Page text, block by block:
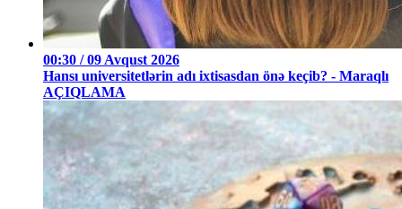
00:30 / 09 Avqust 2026
Hansı universitetlərin adı ixtisasdan önə keçib? - Maraqlı
AÇIQLAMA